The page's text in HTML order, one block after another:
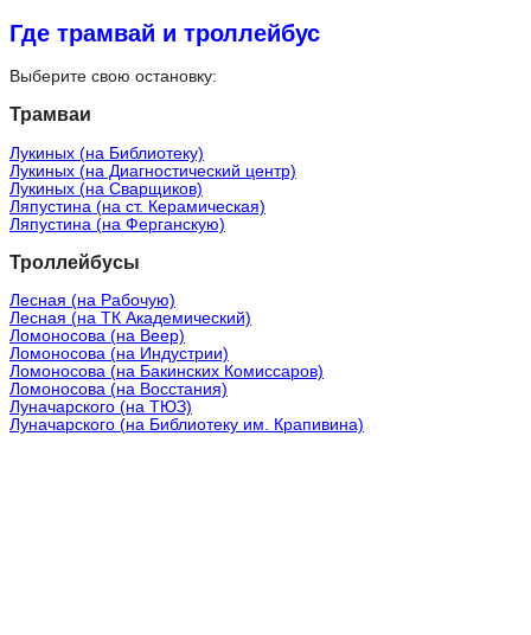
Где трамвай и троллейбус
Выберите свою остановку:
Трамваи
Лукиных (на Библиотеку)
Лукиных (на Диагностический центр)
Лукиных (на Сварщиков)
Ляпустина (на ст. Керамическая)
Ляпустина (на Ферганскую)
Троллейбусы
Лесная (на Рабочую)
Лесная (на ТК Академический)
Ломоносова (на Веер)
Ломоносова (на Индустрии)
Ломоносова (на Бакинских Комиссаров)
Ломоносова (на Восстания)
Луначарского (на ТЮЗ)
Луначарского (на Библиотеку им. Крапивина)